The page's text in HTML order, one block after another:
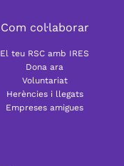
Com col·laborar
El teu RSC amb IRES
Dona ara
Voluntariat
Herències i llegats
Empreses amigues